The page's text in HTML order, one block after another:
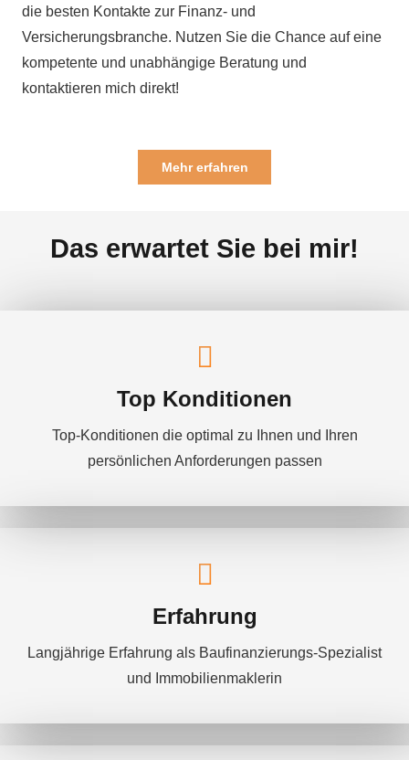
die besten Kontakte zur Finanz- und
Versicherungsbranche. Nutzen Sie die Chance auf eine
kompetente und unabhängige Beratung und
kontaktieren mich direkt!
Mehr erfahren
Das erwartet Sie bei mir!
Top Konditionen
Top-Konditionen die optimal zu Ihnen und Ihren
persönlichen Anforderungen passen
Erfahrung
Langjährige Erfahrung als Baufinanzierungs-Spezialist
und Immobilienmaklerin